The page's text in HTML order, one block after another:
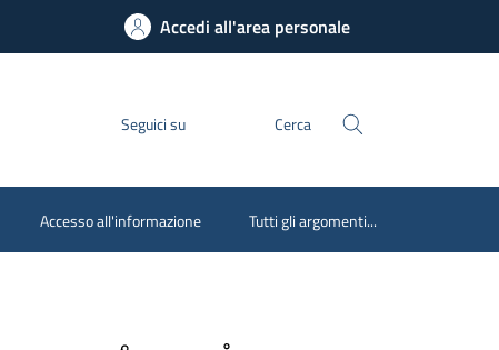
Accedi all'area personale
Seguici su Cerca
Accesso all'informazione Tutti gli argomenti...